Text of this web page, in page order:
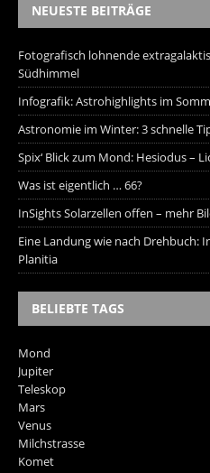
NEUESTE BEITRÄGE
Fotografisch lohnende
Südhimmel
Infografik: Astrohighlights im
Astronomie im Winter: 3 schnelle
Spix‘ Blick zum Mond: Hesiodus –
Was ist eigentlich … 66?
InSights Solarzellen offen – mehr
Eine Landung wie nach Drehbuch:
Planitia
BELIEBTE TAGS
Mond
Jupiter
Teleskop
Mars
Venus
Milchstrasse
Komet